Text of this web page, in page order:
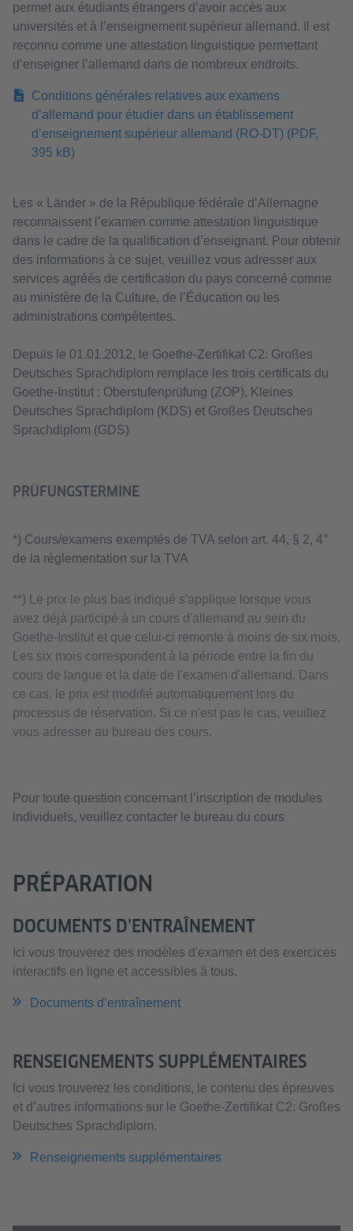
permet aux étudiants étrangers d’avoir accès aux
universités et à l’enseignement supérieur allemand. Il est
reconnu comme une attestation linguistique permettant
d’enseigner l’allemand dans de nombreux endroits.
Conditions générales relatives aux examens
d’allemand pour étudier dans un établissement
d’enseignement supérieur allemand (RO-DT) (PDF,
395 kB)
Les « Länder » de la République fédérale d’Allemagne
reconnaissent l’examen comme attestation linguistique
dans le cadre de la qualification d’enseignant. Pour obtenir
des informations à ce sujet, veuillez vous adresser aux
services agréés de certification du pays concerné comme
au ministère de la Culture, de l’Éducation ou les
administrations compétentes.
Depuis le 01.01.2012, le Goethe-Zertifikat C2: Großes
Deutsches Sprachdiplom remplace les trois certificats du
Goethe-Institut : Oberstufenprüfung (ZOP), Kleines
Deutsches Sprachdiplom (KDS) et Großes Deutsches
Sprachdiplom (GDS)
PRÜFUNGSTERMINE
*) Cours/examens exemptés de TVA selon art. 44, § 2, 4°
de la réglementation sur la TVA
**) Le prix le plus bas indiqué s'applique lorsque vous
avez déjà participé à un cours d'allemand au sein du
Goethe-Institut et que celui-ci remonte à moins de six mois.
Les six mois correspondent à la période entre la fin du
cours de langue et la date de l'examen d'allemand. Dans
ce cas, le prix est modifié automatiquement lors du
processus de réservation. Si ce n'est pas le cas, veuillez
vous adresser au bureau des cours.
Pour toute question concernant l’inscription de modules
individuels, veuillez contacter le bureau du cours
PRÉPARATION
DOCUMENTS D’ENTRAÎNEMENT
Ici vous trouverez des modèles d'examen et des exercices
interactifs en ligne et accessibles à tous.
Documents d’entraînement
RENSEIGNEMENTS SUPPLÉMENTAIRES
Ici vous trouverez les conditions, le contenu des épreuves
et d’autres informations sur le Goethe-Zertifikat C2: Großes
Deutsches Sprachdiplom.
Renseignements supplémentaires